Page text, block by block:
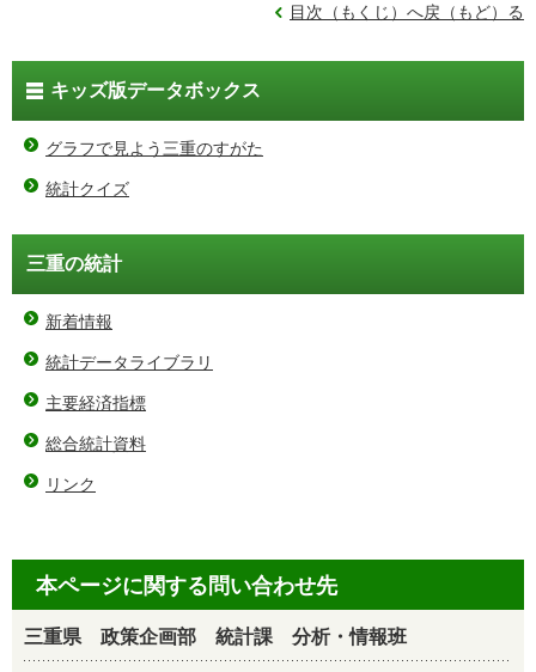
目次（もくじ）へ戻（もど）る
キッズ版データボックス
グラフで見よう三重のすがた
統計クイズ
三重の統計
新着情報
統計データライブラリ
主要経済指標
総合統計資料
リンク
本ページに関する問い合わせ先
三重県 政策企画部 統計課 分析・情報班